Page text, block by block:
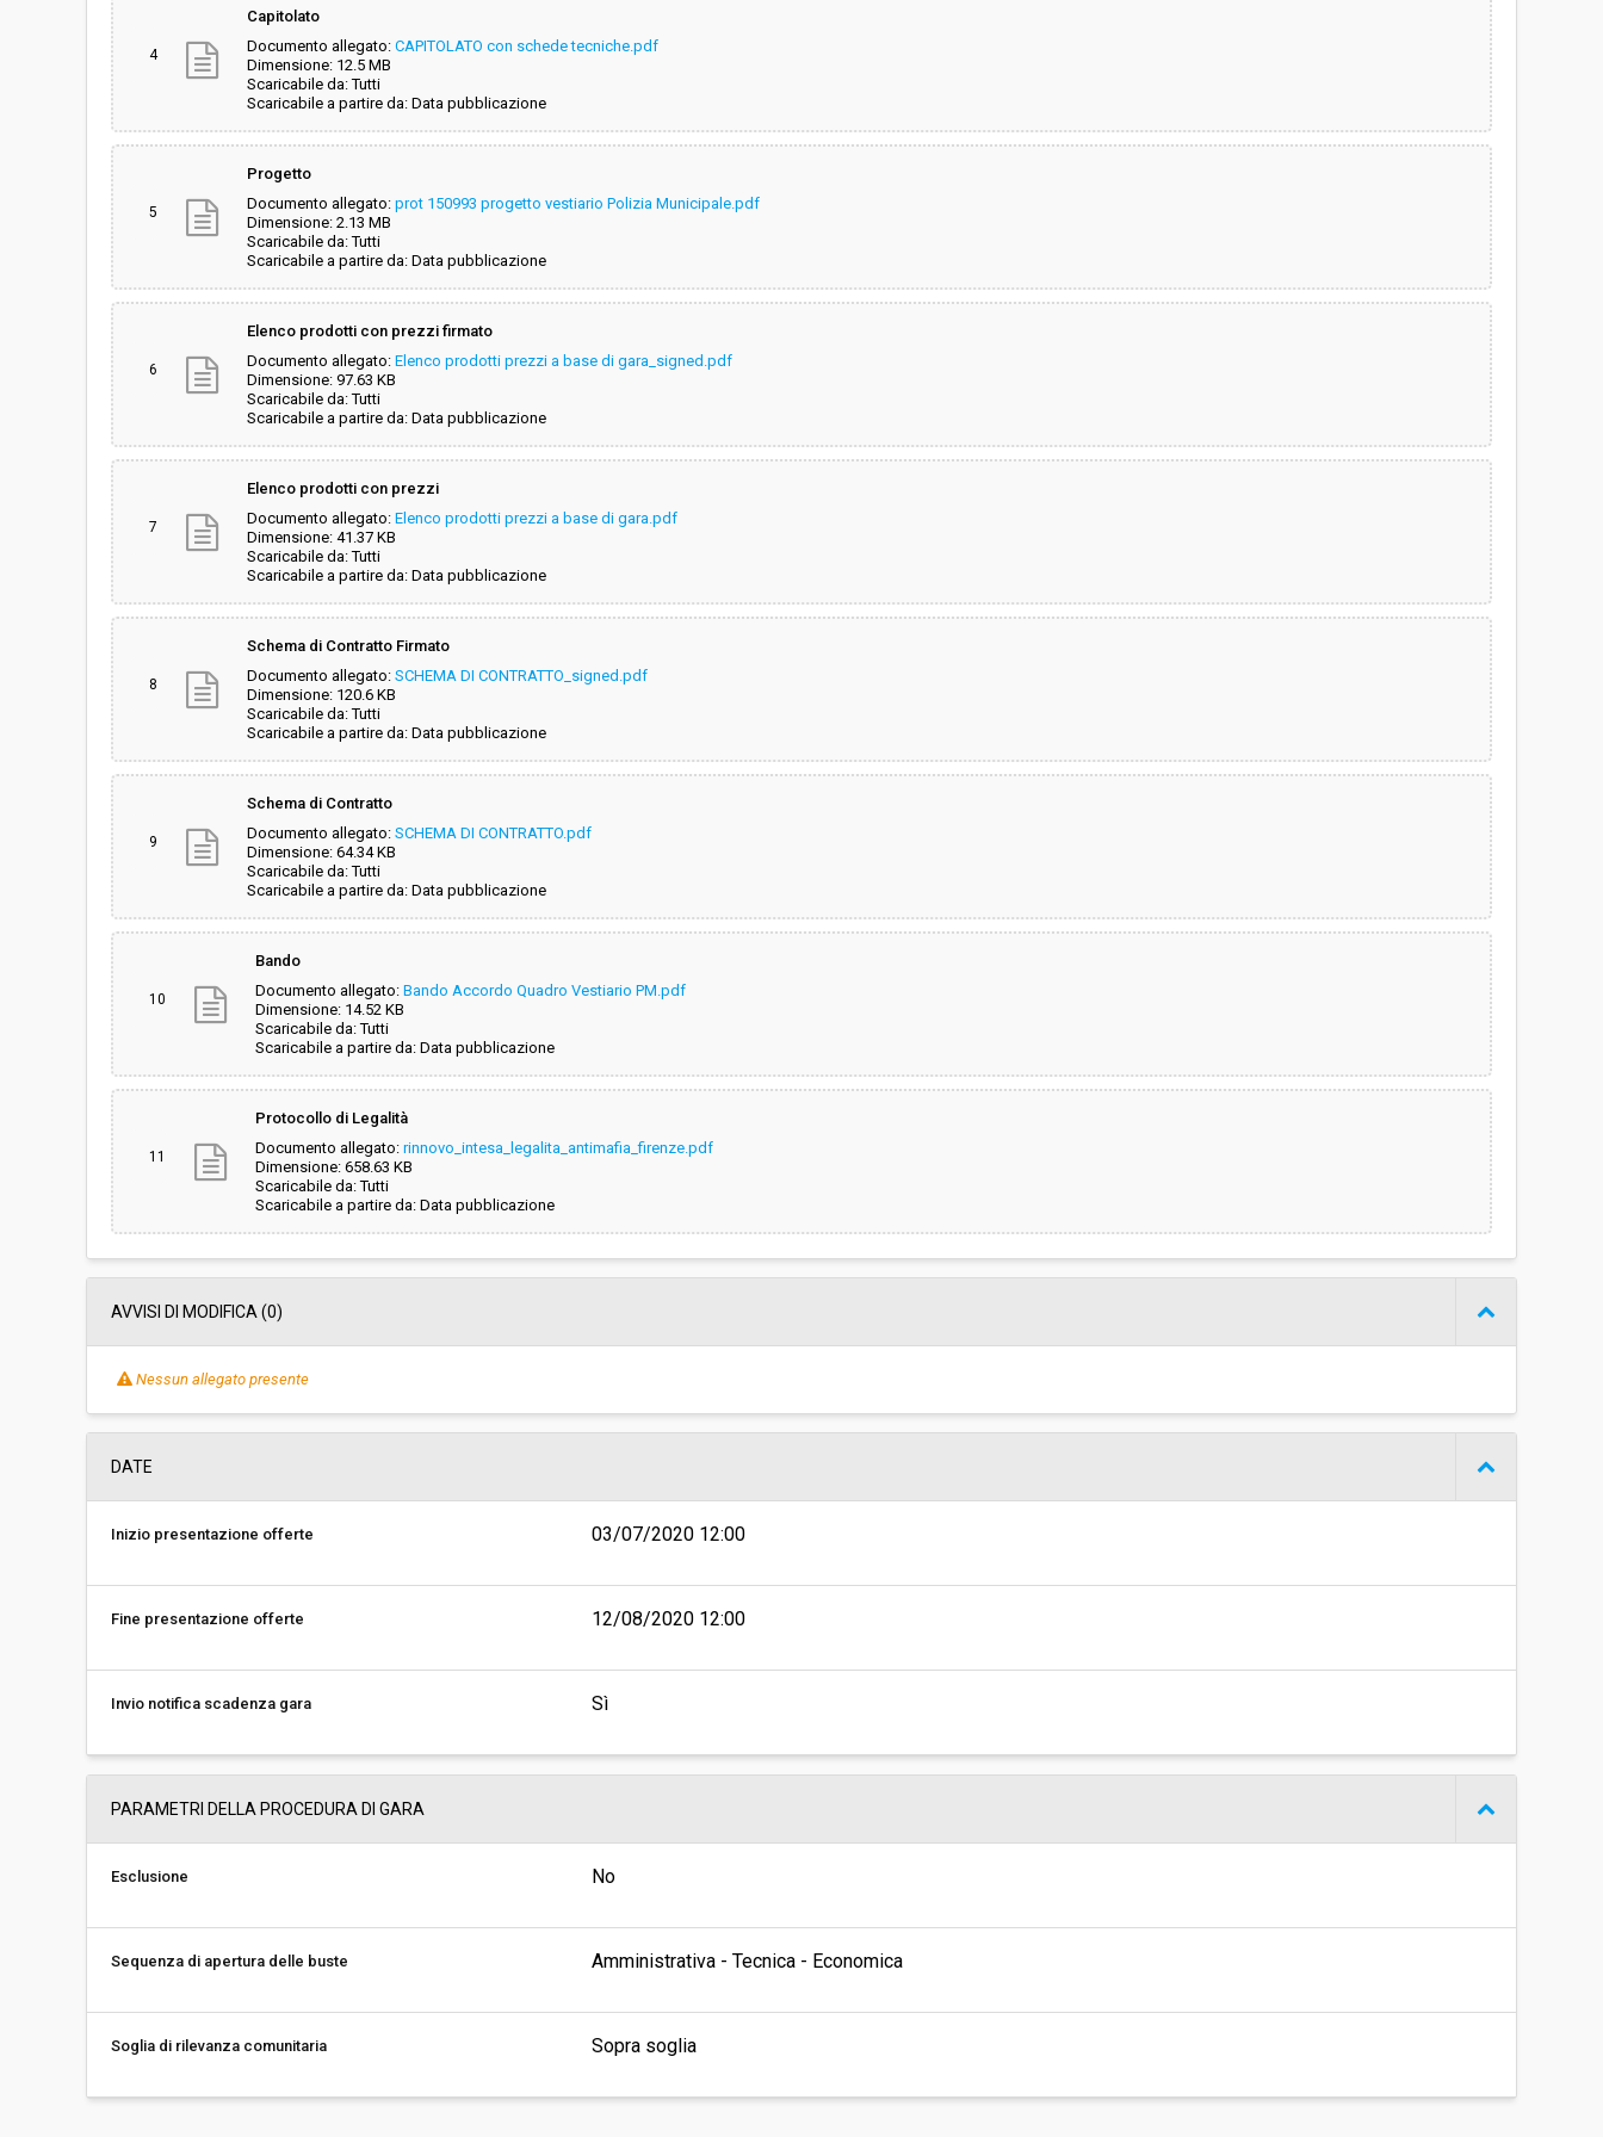
4
Capitolato
Documento allegato: CAPITOLATO con schede tecniche.pdf
Dimensione: 12.5 MB
Scaricabile da: Tutti
Scaricabile a partire da: Data pubblicazione
5
Progetto
Documento allegato: prot 150993 progetto vestiario Polizia Municipale.pdf
Dimensione: 2.13 MB
Scaricabile da: Tutti
Scaricabile a partire da: Data pubblicazione
6
Elenco prodotti con prezzi firmato
Documento allegato: Elenco prodotti prezzi a base di gara_signed.pdf
Dimensione: 97.63 KB
Scaricabile da: Tutti
Scaricabile a partire da: Data pubblicazione
7
Elenco prodotti con prezzi
Documento allegato: Elenco prodotti prezzi a base di gara.pdf
Dimensione: 41.37 KB
Scaricabile da: Tutti
Scaricabile a partire da: Data pubblicazione
8
Schema di Contratto Firmato
Documento allegato: SCHEMA DI CONTRATTO_signed.pdf
Dimensione: 120.6 KB
Scaricabile da: Tutti
Scaricabile a partire da: Data pubblicazione
9
Schema di Contratto
Documento allegato: SCHEMA DI CONTRATTO.pdf
Dimensione: 64.34 KB
Scaricabile da: Tutti
Scaricabile a partire da: Data pubblicazione
10
Bando
Documento allegato: Bando Accordo Quadro Vestiario PM.pdf
Dimensione: 14.52 KB
Scaricabile da: Tutti
Scaricabile a partire da: Data pubblicazione
11
Protocollo di Legalità
Documento allegato: rinnovo_intesa_legalita_antimafia_firenze.pdf
Dimensione: 658.63 KB
Scaricabile da: Tutti
Scaricabile a partire da: Data pubblicazione
AVVISI DI MODIFICA (0)
Nessun allegato presente
DATE
Inizio presentazione offerte 03/07/2020 12:00
Fine presentazione offerte 12/08/2020 12:00
Invio notifica scadenza gara Sì
PARAMETRI DELLA PROCEDURA DI GARA
Esclusione No
Sequenza di apertura delle buste Amministrativa - Tecnica - Economica
Soglia di rilevanza comunitaria Sopra soglia